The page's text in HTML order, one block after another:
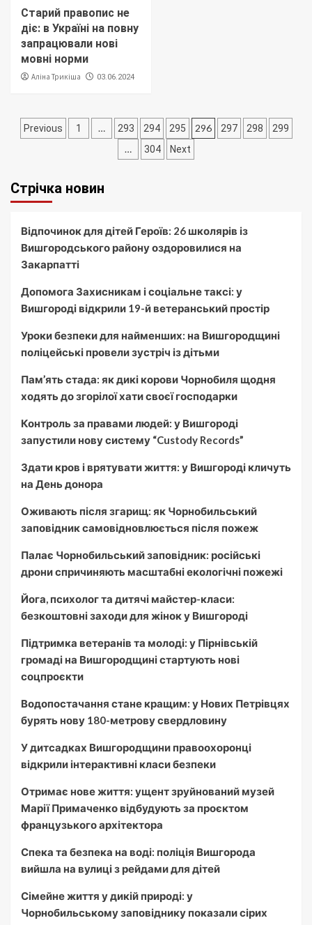
Старий правопис не
діє: в Україні на повну
запрацювали нові
мовні норми
Аліна Трикіша 03.06.2024
Пагінація
Previous 1 … 293 294 295 296 297 298 299
… 304 Next
Стрічка новин
Відпочинок для дітей Героїв: 26 школярів із
Вишгородського району оздоровилися на
Закарпатті
Допомога Захисникам і соціальне таксі: у
Вишгороді відкрили 19-й ветеранський простір
Уроки безпеки для найменших: на Вишгородщині
поліцейські провели зустріч із дітьми
Пам’ять стада: як дикі корови Чорнобиля щодня
ходять до згорілої хати своєї господарки
Контроль за правами людей: у Вишгороді
запустили нову систему “Custody Records”
Здати кров і врятувати життя: у Вишгороді кличуть
на День донора
Оживають після згарищ: як Чорнобильський
заповідник самовідновлюється після пожеж
Палає Чорнобильський заповідник: російські
дрони спричиняють масштабні екологічні пожежі
Йога, психолог та дитячі майстер-класи:
безкоштовні заходи для жінок у Вишгороді
Підтримка ветеранів та молоді: у Пірнівській
громаді на Вишгородщині стартують нові
соцпроєкти
Водопостачання стане кращим: у Нових Петрівцях
бурять нову 180-метрову свердловину
У дитсадках Вишгородщини правоохоронці
відкрили інтерактивні класи безпеки
Отримає нове життя: ущент зруйнований музей
Марії Примаченко відбудують за проєктом
французького архітектора
Спека та безпека на воді: поліція Вишгорода
вийшла на вулиці з рейдами для дітей
Сімейне життя у дикій природі: у
Чорнобильському заповіднику показали сірих